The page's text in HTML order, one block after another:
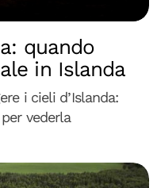
quando
in Islanda
i cieli d’Islanda:
vederla